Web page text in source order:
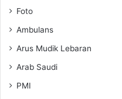
Foto
Ambulans
Arus Mudik Lebaran
Arab Saudi
PMI